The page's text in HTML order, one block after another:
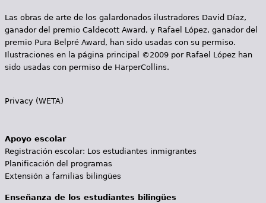
Las obras de arte de los galardonados ilustradores David Díaz,
ganador del premio Caldecott Award, y Rafael López, ganador del
premio Pura Belpré Award, han sido usadas con su permiso.
Ilustraciones en la página principal ©2009 por Rafael López han
sido usadas con permiso de HarperCollins.
Privacy (WETA)
Apoyo escolar
Registración escolar: Los estudiantes inmigrantes
Planificación del programas
Extensión a familias bilingües
Enseñanza de los estudiantes bilingües